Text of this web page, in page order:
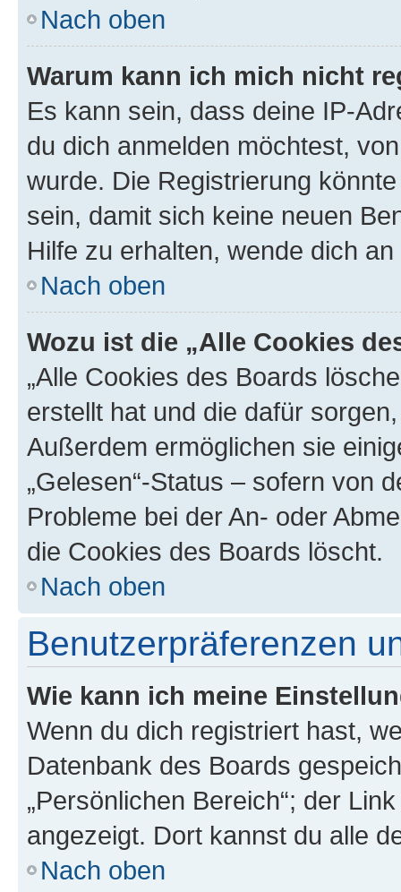
Nach oben
Warum kann ich mich nicht
Es kann sein, dass deine IP-
du dich anmelden möchtest,
wurde. Die Registrierung
sein, damit sich keine neuen
Hilfe zu erhalten, wende dich
Nach oben
Wozu ist die „Alle Cookies
„Alle Cookies des Boards
erstellt hat und die dafür
Außerdem ermöglichen sie
„Gelesen“-Status – sofern von
Probleme bei der An- oder
die Cookies des Boards löscht.
Nach oben
Benutzerpräferenzen
Wie kann ich meine
Wenn du dich registriert hast,
Datenbank des Boards
„Persönlichen Bereich“; der
angezeigt. Dort kannst du alle
Nach oben